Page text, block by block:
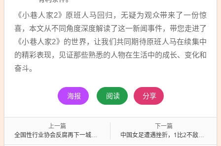
《小巷人家2》原班人马回归，无疑为观众带来了一份惊
喜，本文从不同角度深度解读了这一新闻事件，带您走进了
《小巷人家2》的世界，让我们共同期待原班人马在续集中
的精彩表现，见证那些熟悉的人物在生活中的成长、变化和
奋斗。
海报 阅读 分享
上一篇
全国性行业协会反腐再下一城，深度探究与多维度解读
下一篇
中国女足遭遇挫折，1比2不敌澳大利亚，深度解析失利原因及未来展望